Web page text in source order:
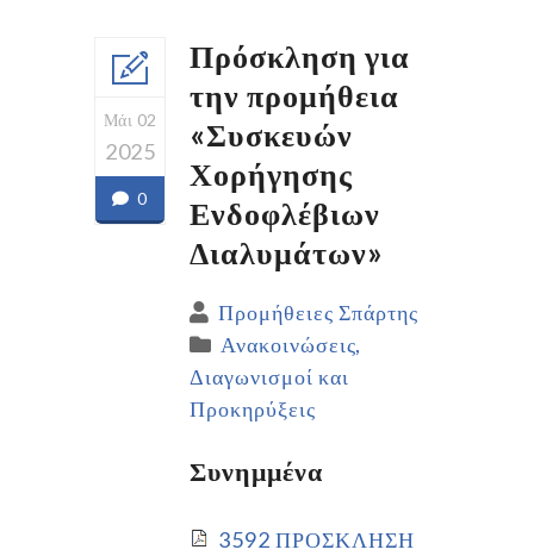
Μάι 02
2025
0
Πρόσκληση για
την προμήθεια
«Συσκευών
Χορήγησης
Ενδοφλέβιων
Διαλυμάτων»
Προμήθειες Σπάρτης
Ανακοινώσεις
Διαγωνισμοί και
Προκηρύξεις
Συνημμένα
3592 ΠΡΟΣΚΛΗΣΗ